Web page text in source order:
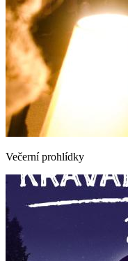
Večerní prohlídky